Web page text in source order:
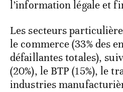
l’information légale et
Les secteurs
le commerce (33% des
défaillantes totales),
(20%), le BTP (15%), le
industries